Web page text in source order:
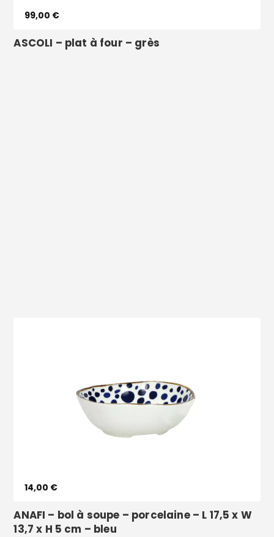
99,00 €
ASCOLI – plat à four – grès
14,00 €
ANAFI – bol à soupe – porcelaine – L 17,5 x W
13,7 x H 5 cm – bleu